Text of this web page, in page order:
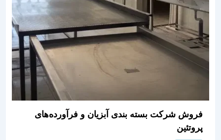
فروش شرکت بسته بندی آبزیان و فرآورده‌های
پروتئین